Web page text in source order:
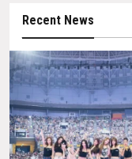
Recent News